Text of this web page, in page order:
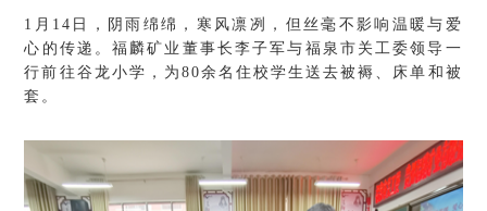
1月14日，阴雨绵绵，寒风凛冽，但丝毫不影响温暖与爱
心的传递。福麟矿业董事长李子军与福泉市关工委领导一
行前往谷龙小学，为80余名住校学生送去被褥、床单和被
套。